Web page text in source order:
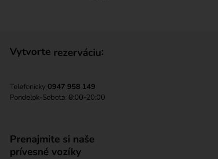
Vytvorte rezerváciu:
Telefonicky 0947 958 149
Pondelok-Sobota: 8:00-20:00
Prenajmite si naše
prívesné vozíky